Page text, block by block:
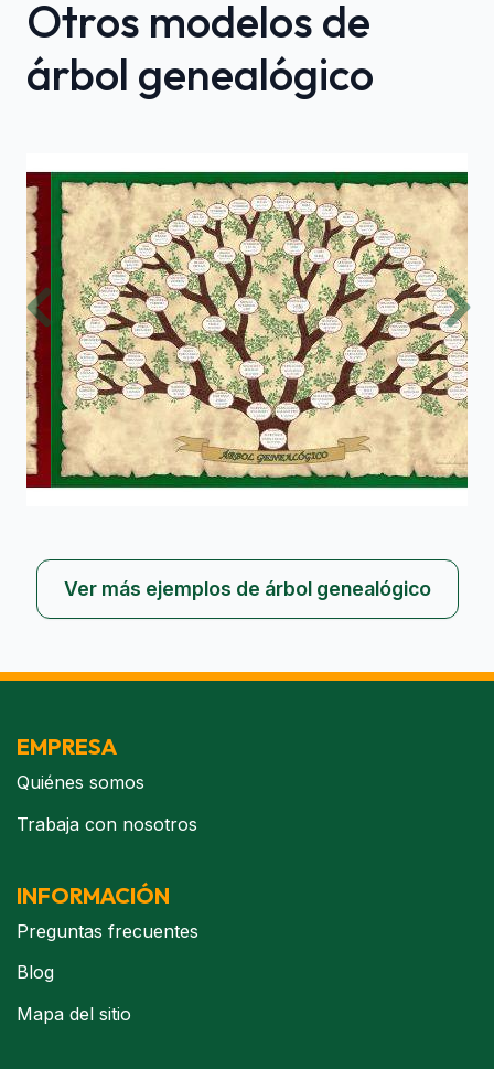
Otros modelos de
árbol genealógico
Previous
Ver más ejemplos de árbol genealógico
EMPRESA
Quiénes somos
Trabaja con nosotros
INFORMACIÓN
Preguntas frecuentes
Blog
Mapa del sitio